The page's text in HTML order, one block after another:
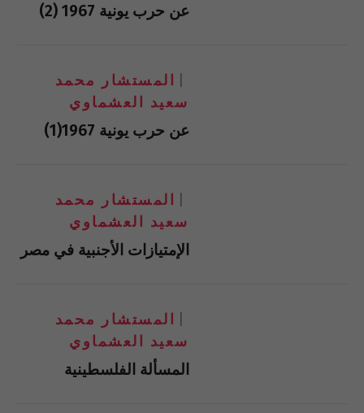
عن حرب يونية 1967 (2)
المستشار محمد
سعيد العشماوي
عن حرب يونية 1967(1)
المستشار محمد
سعيد العشماوي
الإمتيازات الأجنبية في مصر
المستشار محمد
سعيد العشماوي
المسألة الفلسطينية